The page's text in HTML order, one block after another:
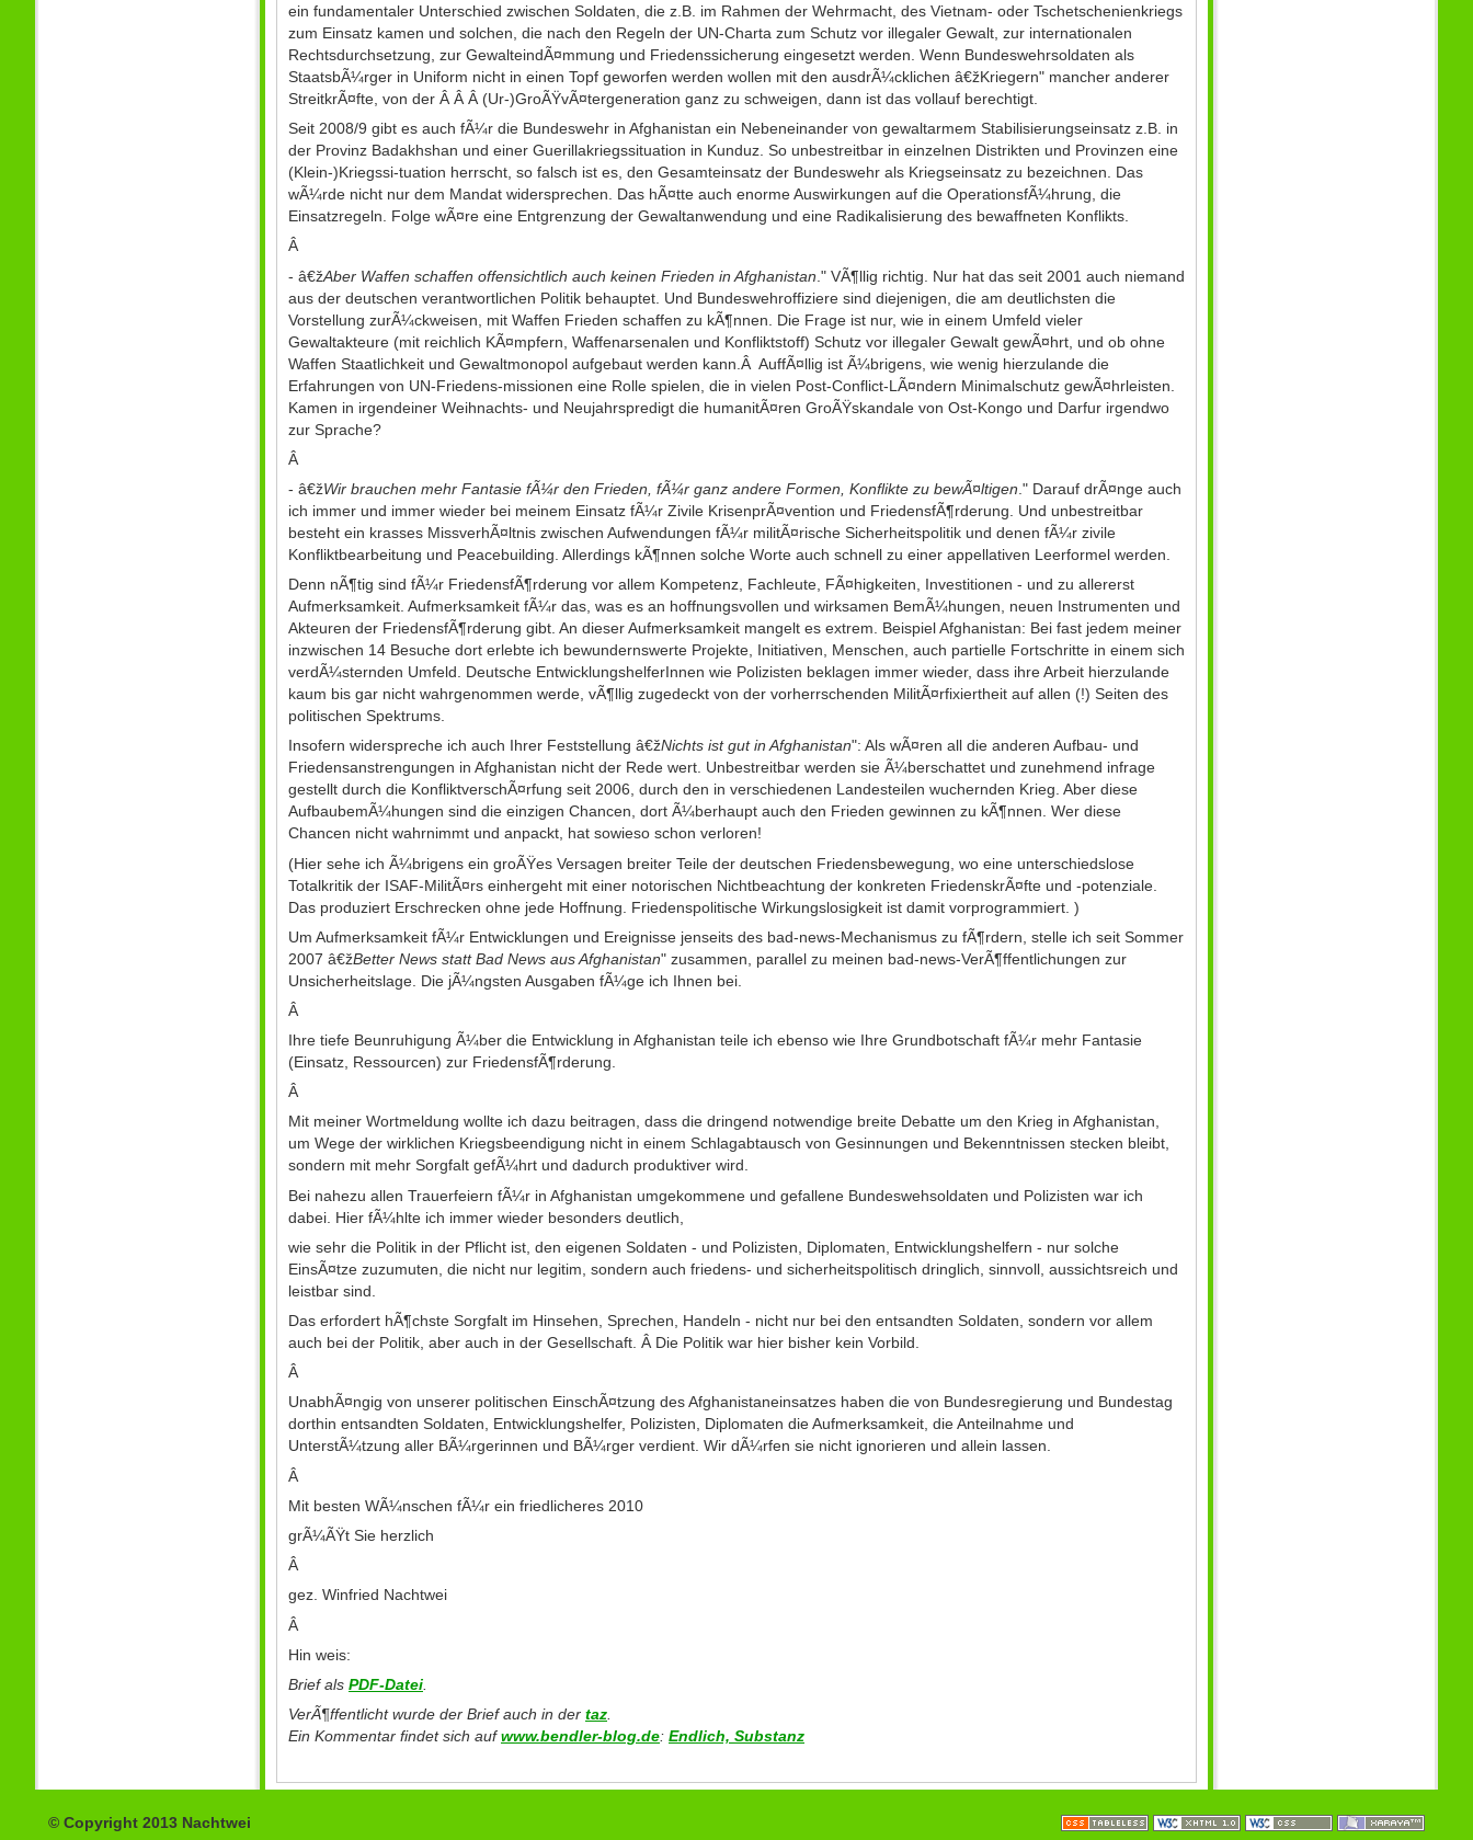
ein fundamentaler Unterschied zwischen Soldaten, die z.B. im Rahmen der Wehrmacht, des Vietnam- oder Tschetschenienkriegs
zum Einsatz kamen und solchen, die nach den Regeln der UN-Charta zum Schutz vor illegaler Gewalt, zur internationalen
Rechtsdurchsetzung, zur GewalteindÃ¤mmung und Friedenssicherung eingesetzt werden. Wenn Bundeswehrsoldaten als
StaatsbÃ¼rger in Uniform nicht in einen Topf geworfen werden wollen mit den ausdrÃ¼cklichen â€žKriegern" mancher anderer
StreitkrÃ¤fte, von der Â Â Â (Ur-)GroÃŸvÃ¤tergeneration ganz zu schweigen, dann ist das vollauf berechtigt.
Seit 2008/9 gibt es auch fÃ¼r die Bundeswehr in Afghanistan ein Nebeneinander von gewaltarmem Stabilisierungseinsatz z.B. in
der Provinz Badakhshan und einer Guerillakriegssituation in Kunduz. So unbestreitbar in einzelnen Distrikten und Provinzen eine
(Klein-)Kriegssi-tuation herrscht, so falsch ist es, den Gesamteinsatz der Bundeswehr als Kriegseinsatz zu bezeichnen. Das
wÃ¼rde nicht nur dem Mandat widersprechen. Das hÃ¤tte auch enorme Auswirkungen auf die OperationsfÃ¼hrung, die
Einsatzregeln. Folge wÃ¤re eine Entgrenzung der Gewaltanwendung und eine Radikalisierung des bewaffneten Konflikts.
Â
- â€žAber Waffen schaffen offensichtlich auch keinen Frieden in Afghanistan ." VÃ¶llig richtig. Nur hat das seit 2001 auch niemand
aus der deutschen verantwortlichen Politik behauptet. Und Bundeswehroffiziere sind diejenigen, die am deutlichsten die
Vorstellung zurÃ¼ckweisen, mit Waffen Frieden schaffen zu kÃ¶nnen. Die Frage ist nur, wie in einem Umfeld vieler
Gewaltakteure (mit reichlich KÃ¤mpfern, Waffenarsenalen und Konfliktstoff) Schutz vor illegaler Gewalt gewÃ¤hrt, und ob ohne
Waffen Staatlichkeit und Gewaltmonopol aufgebaut werden kann.Â AuffÃ¤llig ist Ã¼brigens, wie wenig hierzulande die
Erfahrungen von UN-Friedens-missionen eine Rolle spielen, die in vielen Post-Conflict-LÃ¤ndern Minimalschutz gewÃ¤hrleisten.
Kamen in irgendeiner Weihnachts- und Neujahrspredigt die humanitÃ¤ren GroÃŸskandale von Ost-Kongo und Darfur irgendwo
zur Sprache?
Â
- â€žWir brauchen mehr Fantasie fÃ¼r den Frieden, fÃ¼r ganz andere Formen, Konflikte zu bewÃ¤ltigen ." Darauf drÃ¤nge auch
ich immer und immer wieder bei meinem Einsatz fÃ¼r Zivile KrisenprÃ¤vention und FriedensfÃ¶rderung. Und unbestreitbar
besteht ein krasses MissverhÃ¤ltnis zwischen Aufwendungen fÃ¼r militÃ¤rische Sicherheitspolitik und denen fÃ¼r zivile
Konfliktbearbeitung und Peacebuilding. Allerdings kÃ¶nnen solche Worte auch schnell zu einer appellativen Leerformel werden.
Denn nÃ¶tig sind fÃ¼r FriedensfÃ¶rderung vor allem Kompetenz, Fachleute, FÃ¤higkeiten, Investitionen - und zu allererst
Aufmerksamkeit. Aufmerksamkeit fÃ¼r das, was es an hoffnungsvollen und wirksamen BemÃ¼hungen, neuen Instrumenten und
Akteuren der FriedensfÃ¶rderung gibt. An dieser Aufmerksamkeit mangelt es extrem. Beispiel Afghanistan: Bei fast jedem meiner
inzwischen 14 Besuche dort erlebte ich bewundernswerte Projekte, Initiativen, Menschen, auch partielle Fortschritte in einem sich
verdÃ¼sternden Umfeld. Deutsche EntwicklungshelferInnen wie Polizisten beklagen immer wieder, dass ihre Arbeit hierzulande
kaum bis gar nicht wahrgenommen werde, vÃ¶llig zugedeckt von der vorherrschenden MilitÃ¤rfixiertheit auf allen (!) Seiten des
politischen Spektrums.
Insofern widerspreche ich auch Ihrer Feststellung â€žNichts ist gut in Afghanistan": Als wÃ¤ren all die anderen Aufbau- und
Friedensanstrengungen in Afghanistan nicht der Rede wert. Unbestreitbar werden sie Ã¼berschattet und zunehmend infrage
gestellt durch die KonfliktverschÃ¤rfung seit 2006, durch den in verschiedenen Landesteilen wuchernden Krieg. Aber diese
AufbaubemÃ¼hungen sind die einzigen Chancen, dort Ã¼berhaupt auch den Frieden gewinnen zu kÃ¶nnen. Wer diese
Chancen nicht wahrnimmt und anpackt, hat sowieso schon verloren!
(Hier sehe ich Ã¼brigens ein groÃŸes Versagen breiter Teile der deutschen Friedensbewegung, wo eine unterschiedslose
Totalkritik der ISAF-MilitÃ¤rs einhergeht mit einer notorischen Nichtbeachtung der konkreten FriedenskrÃ¤fte und -potenziale.
Das produziert Erschrecken ohne jede Hoffnung. Friedenspolitische Wirkungslosigkeit ist damit vorprogrammiert. )
Um Aufmerksamkeit fÃ¼r Entwicklungen und Ereignisse jenseits des bad-news-Mechanismus zu fÃ¶rdern, stelle ich seit Sommer
2007 â€žBetter News statt Bad News aus Afghanistan" zusammen, parallel zu meinen bad-news-VerÃ¶ffentlichungen zur
Unsicherheitslage. Die jÃ¼ngsten Ausgaben fÃ¼ge ich Ihnen bei.
Â
Ihre tiefe Beunruhigung Ã¼ber die Entwicklung in Afghanistan teile ich ebenso wie Ihre Grundbotschaft fÃ¼r mehr Fantasie
(Einsatz, Ressourcen) zur FriedensfÃ¶rderung.
Â
Mit meiner Wortmeldung wollte ich dazu beitragen, dass die dringend notwendige breite Debatte um den Krieg in Afghanistan,
um Wege der wirklichen Kriegsbeendigung nicht in einem Schlagabtausch von Gesinnungen und Bekenntnissen stecken bleibt,
sondern mit mehr Sorgfalt gefÃ¼hrt und dadurch produktiver wird.
Bei nahezu allen Trauerfeiern fÃ¼r in Afghanistan umgekommene und gefallene Bundeswehsoldaten und Polizisten war ich
dabei. Hier fÃ¼hlte ich immer wieder besonders deutlich,
wie sehr die Politik in der Pflicht ist, den eigenen Soldaten - und Polizisten, Diplomaten, Entwicklungshelfern - nur solche
EinsÃ¤tze zuzumuten, die nicht nur legitim, sondern auch friedens- und sicherheitspolitisch dringlich, sinnvoll, aussichtsreich und
leistbar sind.
Das erfordert hÃ¶chste Sorgfalt im Hinsehen, Sprechen, Handeln - nicht nur bei den entsandten Soldaten, sondern vor allem
auch bei der Politik, aber auch in der Gesellschaft. Â Die Politik war hier bisher kein Vorbild.
Â
UnabhÃ¤ngig von unserer politischen EinschÃ¤tzung des Afghanistaneinsatzes haben die von Bundesregierung und Bundestag
dorthin entsandten Soldaten, Entwicklungshelfer, Polizisten, Diplomaten die Aufmerksamkeit, die Anteilnahme und
UnterstÃ¼tzung aller BÃ¼rgerinnen und BÃ¼rger verdient. Wir dÃ¼rfen sie nicht ignorieren und allein lassen.
Â
Mit besten WÃ¼nschen fÃ¼r ein friedlicheres 2010
grÃ¼ÃŸt Sie herzlich
Â
gez. Winfried Nachtwei
Â
Hin weis:
Brief als PDF-Datei
VerÃ¶ffentlicht wurde der Brief auch in der taz
Ein Kommentar findet sich aufwww.bendler-blog.de: Endlich, Substanz
© Copyright 2013 Nachtwei